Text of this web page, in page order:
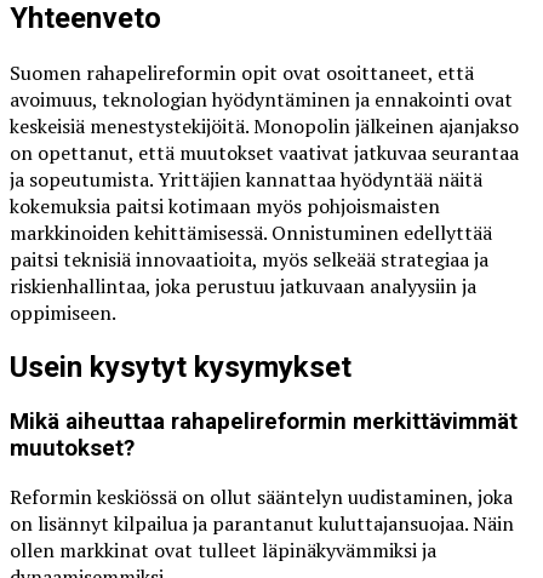
Yhteenveto
Suomen rahapelireformin opit ovat osoittaneet, että
avoimuus, teknologian hyödyntäminen ja ennakointi ovat
keskeisiä menestystekijöitä. Monopolin jälkeinen ajanjakso
on opettanut, että muutokset vaativat jatkuvaa seurantaa
ja sopeutumista. Yrittäjien kannattaa hyödyntää näitä
kokemuksia paitsi kotimaan myös pohjoismaisten
markkinoiden kehittämisessä. Onnistuminen edellyttää
paitsi teknisiä innovaatioita, myös selkeää strategiaa ja
riskienhallintaa, joka perustuu jatkuvaan analyysiin ja
oppimiseen.
Usein kysytyt kysymykset
Mikä aiheuttaa rahapelireformin merkittävimmät
muutokset?
Reformin keskiössä on ollut sääntelyn uudistaminen, joka
on lisännyt kilpailua ja parantanut kuluttajansuojaa. Näin
ollen markkinat ovat tulleet läpinäkyvämmiksi ja